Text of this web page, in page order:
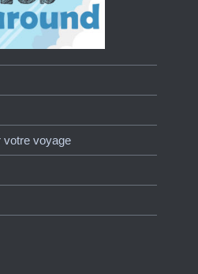
votre voyage